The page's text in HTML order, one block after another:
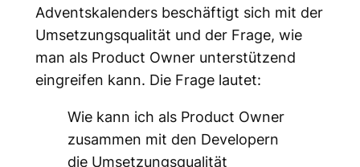
Adventskalenders beschäftigt sich mit der
Umsetzungsqualität und der Frage, wie
man als Product Owner unterstützend
eingreifen kann. Die Frage lautet:
Wie kann ich als Product Owner
zusammen mit den Developern
die Umsetzungsqualität